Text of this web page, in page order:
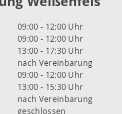
09:00 - 12:00 Uhr
09:00 - 12:00 Uhr
13:00 - 17:30 Uhr
nach Vereinbarung
09:00 - 12:00 Uhr
13:00 - 15:30 Uhr
nach Vereinbarung
geschlossen